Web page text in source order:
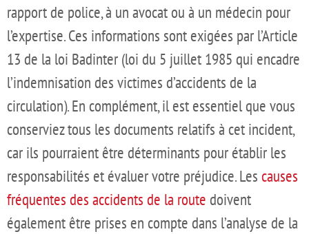
rapport de police, à un avocat ou à un médecin pour
l’expertise. Ces informations sont exigées par l’Article
13 de la loi Badinter (loi du 5 juillet 1985 qui encadre
l’indemnisation des victimes d’accidents de la
circulation). En complément, il est essentiel que vous
conserviez tous les documents relatifs à cet incident,
car ils pourraient être déterminants pour établir les
responsabilités et évaluer votre préjudice. Les causes
fréquentes des accidents de la route doivent
également être prises en compte dans l’analyse de la